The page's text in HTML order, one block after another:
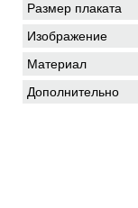
Размер плаката
Изображение
Материал
Дополнительно